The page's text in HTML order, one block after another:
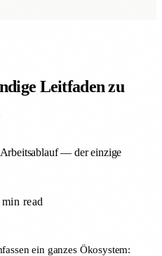
Leitfaden zu
— der einzige
min read
ein ganzes Ökosystem: